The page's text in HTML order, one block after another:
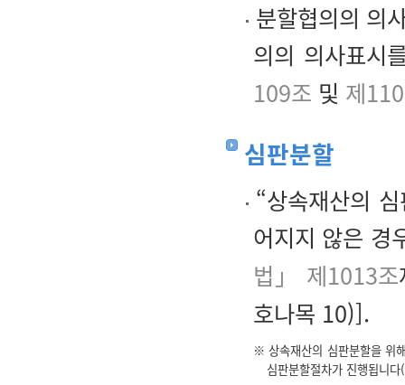
분할협의의 의
의의 의사표시
109조 및 제
심판분할
“상속재산의
어지지 않은 경
법」 제1013조
호나목 10)].
※ 상속재산의 심판분할을 위
심판분할절차가 진행됩니다(